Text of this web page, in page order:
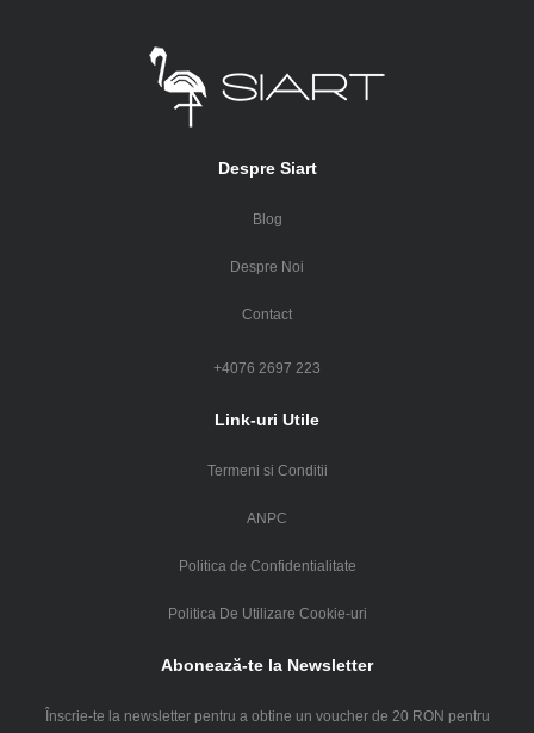
Despre Siart
Blog
Despre Noi
Contact
+4076 2697 223
Link-uri Utile
Termeni si Conditii
ANPC
Politica de Confidentialitate
Politica De Utilizare Cookie-uri
Abonează-te la Newsletter
Înscrie-te la newsletter pentru a obtine un voucher de 20 RON pentru